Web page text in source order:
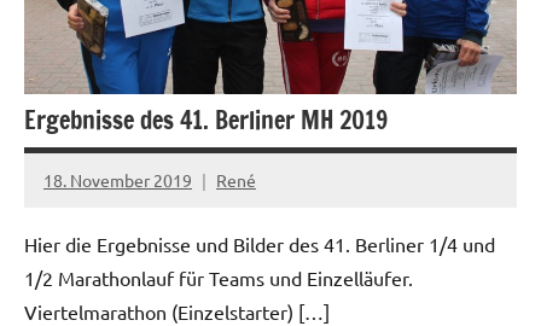
Ergebnisse des 41. Berliner MH 2019
18. November 2019 René
Hier die Ergebnisse und Bilder des 41. Berliner 1/4 und
1/2 Marathonlauf für Teams und Einzelläufer.
Viertelmarathon (Einzelstarter) […]